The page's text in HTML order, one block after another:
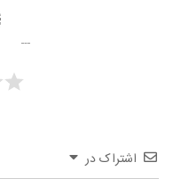
اشتراک در